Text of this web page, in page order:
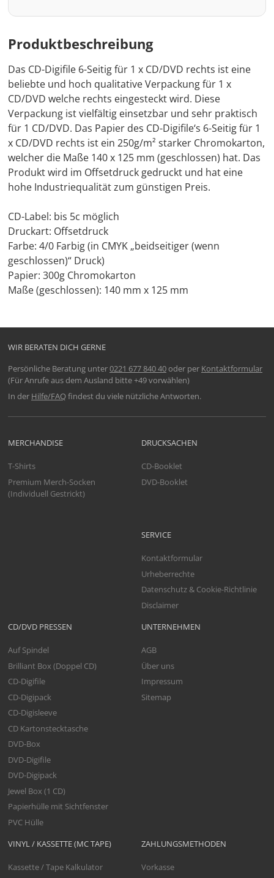
Produktbeschreibung
Das CD-Digifile 6-Seitig für 1 x CD/DVD rechts ist eine
beliebte und hoch qualitative Verpackung für 1 x
CD/DVD welche rechts eingesteckt wird. Diese
Verpackung ist vielfältig einsetzbar und sehr praktisch
für 1 CD/DVD. Das Papier des CD-Digifile‘s 6-Seitig für 1
x CD/DVD rechts ist ein 250g/m² starker Chromokarton,
welcher die Maße 140 x 125 mm (geschlossen) hat. Das
Produkt wird im Offsetdruck gedruckt und hat eine
hohe Industriequalität zum günstigen Preis.
CD-Label: bis 5c möglich
Druckart: Offsetdruck
Farbe: 4/0 Farbig (in CMYK „beidseitiger (wenn
geschlossen)“ Druck)
Papier: 300g Chromokarton
Maße (geschlossen): 140 mm x 125 mm
WIR BERATEN DICH GERNE
Persönliche Beratung unter0221 677 840 40oder per Kontaktformular
(Für Anrufe aus dem Ausland bitte +49 vorwählen)
In der Hilfe/FAQfindest du viele nützliche Antworten.
VINYL / KASSETTE (MC TAPE)
Kassette / Tape Kalkulator
MERCHANDISE
T-Shirts
Premium Merch-Socken
(Individuell Gestrickt)
CD/DVD PRESSEN
Auf Spindel
Brilliant Box (Doppel CD)
CD-Digifile
CD-Digipack
CD-Digisleeve
CD Kartonstecktasche
DVD-Box
DVD-Digifile
DVD-Digipack
Jewel Box (1 CD)
Papierhülle mit Sichtfenster
PVC Hülle
DRUCKSACHEN
CD-Booklet
DVD-Booklet
SERVICE
Kontaktformular
Urheberrechte
Datenschutz & Cookie-Richtlinie
Disclaimer
UNTERNEHMEN
AGB
Über uns
Impressum
Sitemap
ZAHLUNGSMETHODEN
Vorkasse